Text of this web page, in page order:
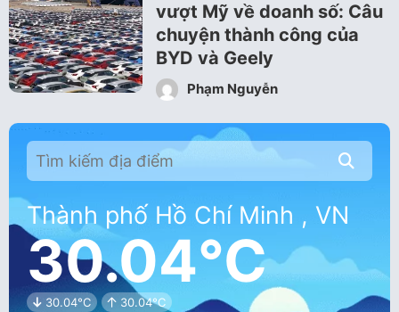
vượt Mỹ về doanh số: Câu
chuyện thành công của
BYD và Geely
Phạm Nguyễn
Thành phố Hồ Chí Minh , VN
30.04°C
30.04°C 30.04°C